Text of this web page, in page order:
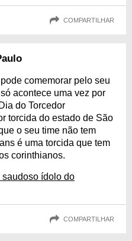
COMPARTILHAR
comemorar pelo seu
acontece uma vez por
do Torcedor
torcida do estado de São
o seu time não tem
é uma torcida que tem
corinthianos.
ídolo do
COMPARTILHAR